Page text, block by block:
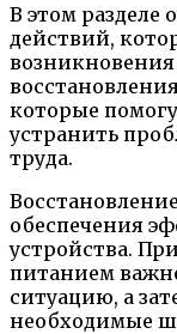
В этом разделе
действий,
которые
устранить
труда.
обеспечения
устройства.
питанием
ситуацию, а
необходимые